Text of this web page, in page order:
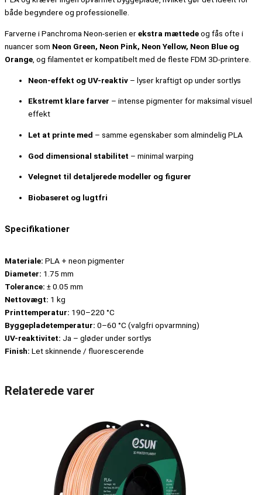
både begyndere og professionelle.
Farverne i Panchroma Neon-serien erekstra mættedeog fås ofte i
nuancer som Neon Green, Neon Pink, Neon Yellow, Neon Blue og
Orange , og filamentet er kompatibelt med de fleste FDM 3D-printere.
Neon-effekt og UV-reaktiv – lyser kraftigt op under sortlys
Ekstremt klare farver – intense pigmenter for maksimal visuel
effekt
Let at printe med – samme egenskaber som almindelig PLA
God dimensional stabilitet – minimal warping
Velegnet til detaljerede modeller og figurer
Biobaseret og lugtfri
Specifikationer
Materiale: PLA + neon pigmenter
Diameter: 1.75 mm
Tolerance: ± 0.05 mm
Nettovægt: 1 kg
Printtemperatur: 190–220 °C
Byggepladetemperatur: 0–60 °C (valgfri opvarmning)
UV-reaktivitet: Ja – gløder under sortlys
Finish: Let skinnende / fluorescerende
Relaterede varer